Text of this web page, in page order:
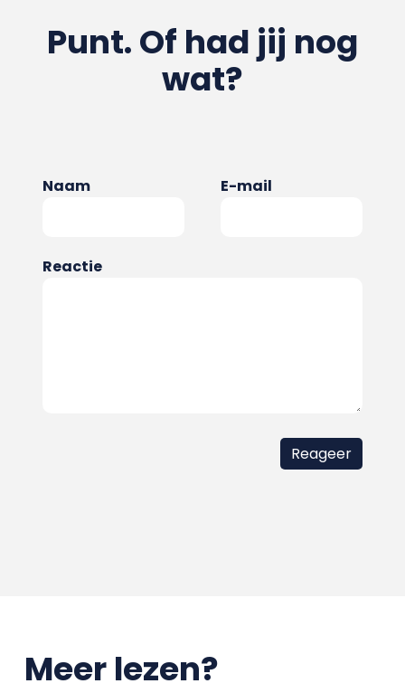
Punt. Of had jij nog
wat?
Naam E-mail
Reactie
Meer lezen?